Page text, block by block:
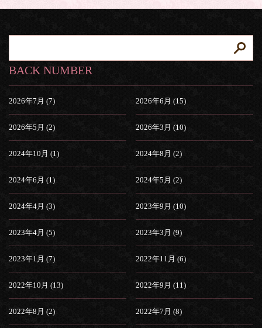
BACK NUMBER
2026年7月 (7) 2026年6月 (15)
2026年5月 (2) 2026年3月 (10)
2024年10月 (1) 2024年8月 (2)
2024年6月 (1) 2024年5月 (2)
2024年4月 (3) 2023年9月 (10)
2023年4月 (5) 2023年3月 (9)
2023年1月 (7) 2022年11月 (6)
2022年10月 (13) 2022年9月 (11)
2022年8月 (2) 2022年7月 (8)